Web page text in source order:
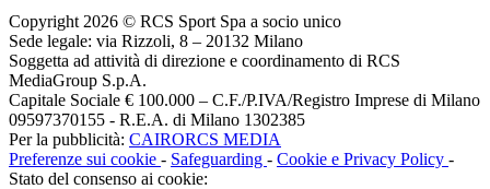
Copyright 2026 © RCS Sport Spa a socio unico
Sede legale: via Rizzoli, 8 – 20132 Milano
Soggetta ad attività di direzione e coordinamento di RCS
MediaGroup S.p.A.
Capitale Sociale € 100.000 – C.F./P.IVA/Registro Imprese di Milano
09597370155 - R.E.A. di Milano 1302385
Per la pubblicità: CAIRORCS MEDIA
Preferenze sui cookie - Safeguarding - Cookie e Privacy Policy -
Stato del consenso ai cookie: